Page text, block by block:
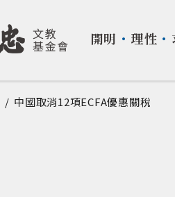
開明 ・ 理性 ・
/ 中國取消12項ECFA優惠關稅